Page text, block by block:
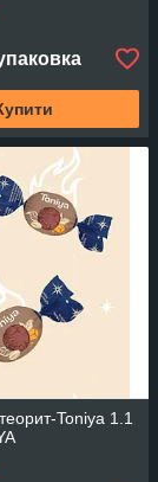
Toniya 1.1